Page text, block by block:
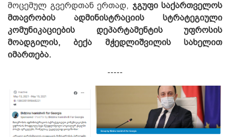
მოცემულ გვერდთან ერთად, ჯგუფი საქართველოს
მთავრობის ადმინისტრაციის სტრატეგიული
კომუნიკაციების დეპარტამენტის უფროსის
მოადგილის, ბექა მჭედლიშვილის სახელით
იმართება.
-----